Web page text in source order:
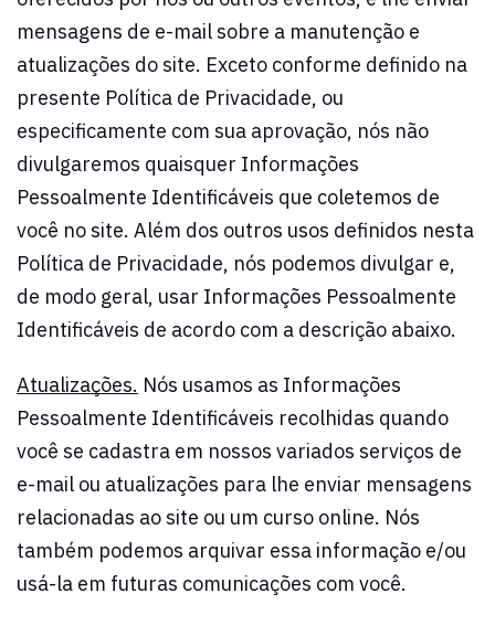
mensagens de e-mail sobre a manutenção e
atualizações do site. Exceto conforme definido na
presente Política de Privacidade, ou
especificamente com sua aprovação, nós não
divulgaremos quaisquer Informações
Pessoalmente Identificáveis que coletemos de
você no site. Além dos outros usos definidos nesta
Política de Privacidade, nós podemos divulgar e,
de modo geral, usar Informações Pessoalmente
Identificáveis de acordo com a descrição abaixo.
Atualizações. Nós usamos as Informações
Pessoalmente Identificáveis recolhidas quando
você se cadastra em nossos variados serviços de
e-mail ou atualizações para lhe enviar mensagens
relacionadas ao site ou um curso online. Nós
também podemos arquivar essa informação e/ou
usá-la em futuras comunicações com você.